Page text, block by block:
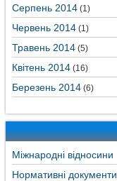
Серпень 2014 (1)
Червень 2014 (1)
Травень 2014 (5)
Квітень 2014 (16)
Березень 2014 (6)
Міжнародні відносини
Нормативні документи